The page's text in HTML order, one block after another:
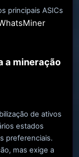
principais ASICs
a mineração
de ativos
estados
preferenciais.
mas exige a